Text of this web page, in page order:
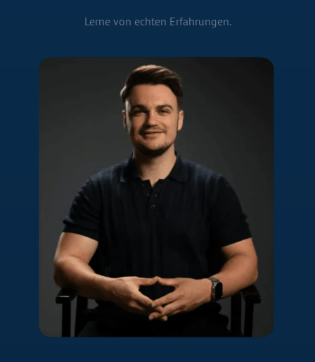
Lerne von echten Erfahrungen.